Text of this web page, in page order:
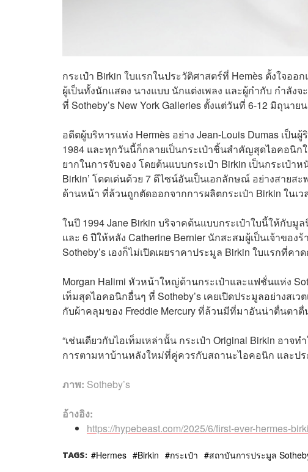
กระเป๋า Birkin ใบแรกในประวัติศาสตร์ที่ Hemès ตั้งใจอ
ผู้เป็นทั้งนักแสดง นางแบบ นักแต่งเพลง และผู้กำกับ กำลังจ
ที่ Sotheby’s New York Galleries ตั้งแต่วันที่ 6-12 มิถุน
อดีตผู้บริหารแห่ง Hermès อย่าง Jean-Louis Dumas เป็น
1984 และทุกวันนี้ก็กลายเป็นกระเป๋าชิ้นสำคัญสุดไอคอนิ
ยากในการจับจอง โดยต้นแบบกระเป๋า Birkin เป็นกระเป๋
Birkin’ โดดเด่นด้วย 7 ดีไซน์อันเป็นเอกลักษณ์ อย่างสายส
ด้านหน้า ที่ล้วนถูกตัดออกจากการผลิตกระเป๋า Birkin ในเว
ในปี 1994 Jane Birkin บริจาคต้นแบบกระเป๋าใบนี้ให้กับมู
และ 6 ปีให้หลัง Catherine Bernier นักสะสมผู้เป็นเจ้าขอ
Sotheby’s เองก็ไม่เปิดเผยราคาประมูล Birkin ใบแรกที่ค
Morgan Halimi หัวหน้าใหญ่ด้านกระเป๋าและแฟชั่นแห่ง
เท็มสุดไอคอนิกอื่นๆ ที่ Sotheby’s เคยเปิดประมูลอย่างสเ
กับผ้าคลุมของ Freddie Mercury ที่ล้วนมีที่มาอันน่าตื่นตาตื่
“เช่นเดียวกับไอเท็มเหล่านั้น กระเป๋า Original Birkin อา
การตามหาบ้านหลังใหม่ที่คู่ควรกับสถานะไอคอนิก และปร
ภาพ: Sotheby’s
อ้างอิง:
https://hypebeast.com/2025/6/first-ever-hermes-
TAGS: Hermes Birkin กระเป๋า สถาบันการประมูล